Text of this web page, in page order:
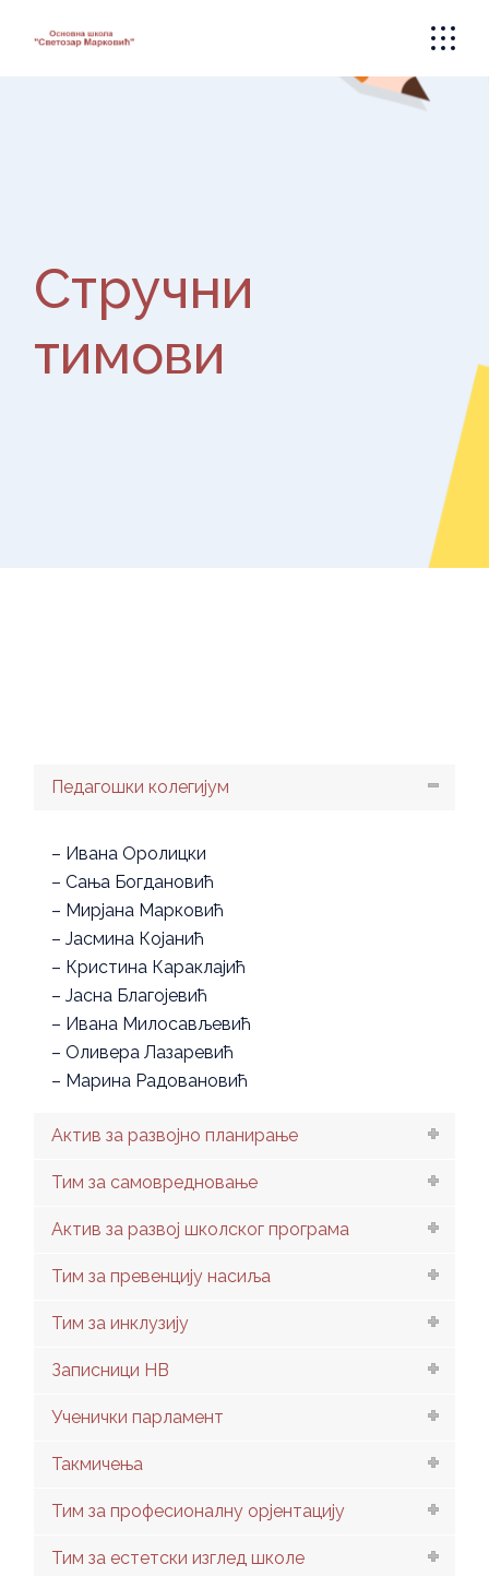
Стручни
тимови
Педагошки колегијум
– Ивана Оролицки
– Сања Богдановић
– Мирјана Марковић
– Јасмина Којанић
– Кристина Караклајић
– Јасна Благојевић
– Ивана Милосављевић
– Оливера Лазаревић
– Марина Радовановић
Актив за развојно планирање
Тим за самовредновање
Актив за развој школског програма
Тим за превенцију насиља
Тим за инклузију
Записници НВ
Ученички парламент
Такмичења
Тим за професионалну орјентацију
Тим за естетски изглед школе